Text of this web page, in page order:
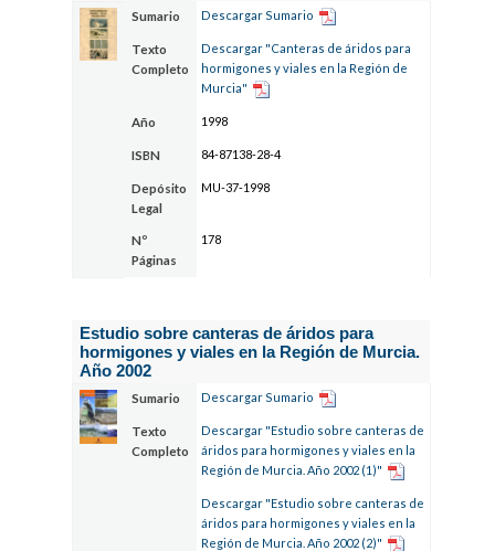
Sumario Descargar Sumario
Texto
Completo
Descargar "Canteras de áridos para
hormigones y viales en la Región de
Murcia"
Año 1998
ISBN 84-87138-28-4
Depósito
Legal
MU-37-1998
Nº
Páginas
178
Estudio sobre canteras de áridos para
hormigones y viales en la Región de Murcia.
Año 2002
Sumario Descargar Sumario
Texto
Completo
Descargar "Estudio sobre canteras de
áridos para hormigones y viales en la
Región de Murcia. Año 2002 (1)"
Descargar "Estudio sobre canteras de
áridos para hormigones y viales en la
Región de Murcia. Año 2002 (2)"